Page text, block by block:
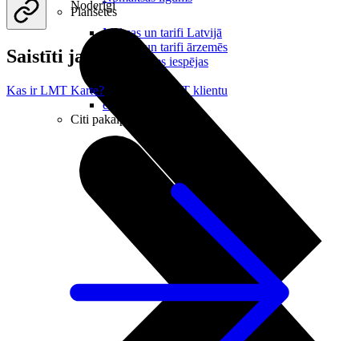
Noderīgi
Maksas un tarifi Latvijā
Maksas un tarifi ārzemēs
LMT Kartes iespējas
Kā kļūt par LMT klientu
eSIM tehnoloģija
Citi pakalpojumi
Planšetes
Saistīti jautājumi
Kas ir LMT Karte?